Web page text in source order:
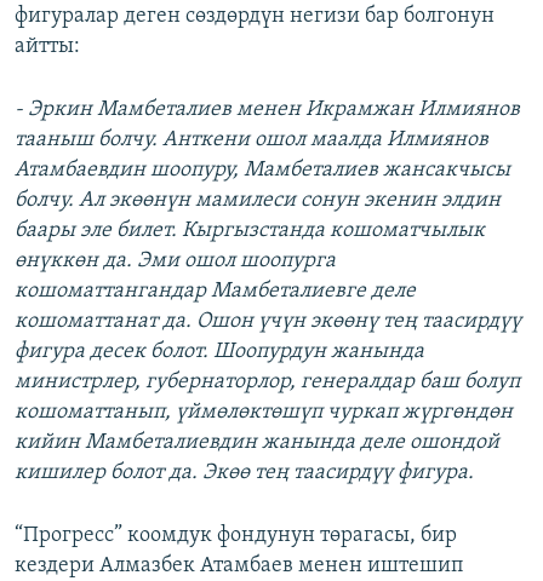
фигуралар деген сөздөрдүн негизи бар болгонун
айтты:
- Эркин Мамбеталиев менен Икрамжан Илмиянов
тааныш болчу. Анткени ошол маалда Илмиянов
Атамбаевдин шоопуру, Мамбеталиев жансакчысы
болчу. Ал экөөнүн мамилеси сонун экенин элдин
баары эле билет. Кыргызстанда кошоматчылык
өнүккөн да. Эми ошол шоопурга
кошоматтангандар Мамбеталиевге деле
кошоматтанат да. Ошон үчүн экөөнү тең таасирдүү
фигура десек болот. Шоопурдун жанында
министрлер, губернаторлор, генералдар баш болуп
кошоматтанып, үймөлөктөшүп чуркап жүргөндөн
кийин Мамбеталиевдин жанында деле ошондой
кишилер болот да. Экөө тең таасирдүү фигура.
“Прогресс” коомдук фондунун төрагасы, бир
кездери Алмазбек Атамбаев менен иштешип